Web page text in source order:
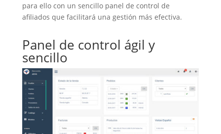
para ello con un sencillo panel de control de
afiliados que facilitará una gestión más efectiva.
Panel de control ágil y
sencillo